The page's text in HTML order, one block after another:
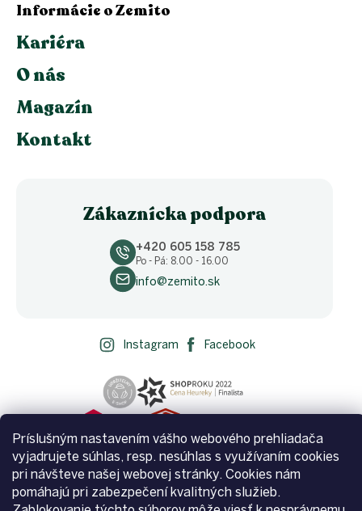
Príslušným nastavením vášho webového prehliadača
vyjadrujete súhlas, resp. nesúhlas s využívaním cookies
pri návšteve našej webovej stránky. Cookies nám
pomáhajú pri zabezpečení kvalitných služieb.
Informácie o Zemito
Kariéra
O nás
Magazín
Kontakt
Zákaznícka podpora
+420 605 158 785
Po - Pá: 8.00 - 16.00
info@zemito.sk
Instagram Facebook